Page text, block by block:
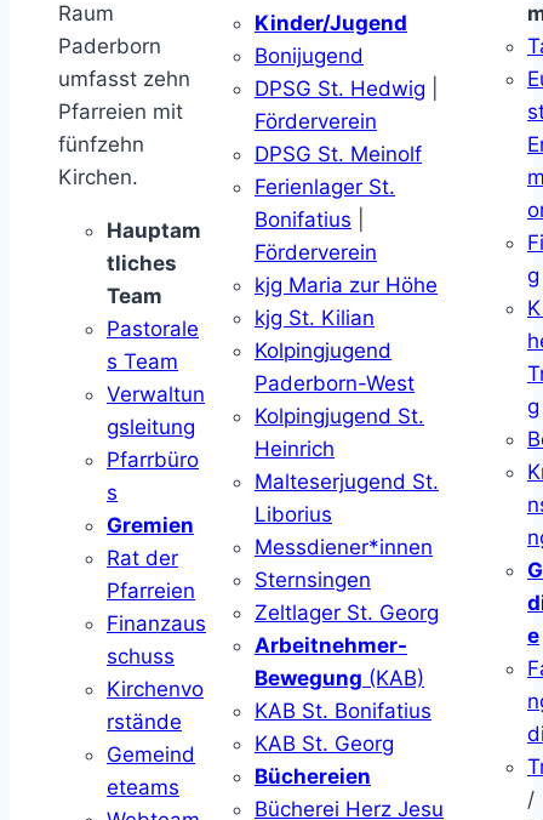
Raum
Paderborn
umfasst zehn
Pfarreien mit
fünfzehn
Kirchen.
Hauptam
tliches
Team
Pastorale
s Team
Verwaltun
gsleitung
Pfarrbüro
s
Gremien
Rat der
Pfarreien
Finanzaus
schuss
Kirchenvo
rstände
Gemeind
eteams
Kinder/Jugend
Bonijugend
DPSG St. Hedwig
Förderverein
DPSG St. Meinolf
Ferienlager St.
Bonifatius
Förderverein
kjg Maria zur Höhe
kjg St. Kilian
Kolpingjugend
Paderborn-West
Kolpingjugend St.
Heinrich
Malteserjugend St.
Liborius
Messdiener*innen
Sternsingen
Zeltlager St. Georg
Arbeitnehmer-
Bewegung (KAB)
KAB St. Bonifatius
KAB St. Georg
Büchereien
Bücherei Herz Jesu
g
g
e
/